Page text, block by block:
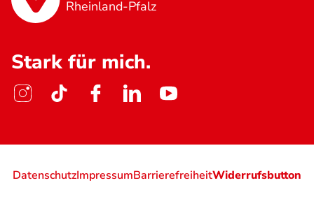
Rheinland-Pfalz
Stark für mich.
DatenschutzImpressumBarrierefreiheitWiderrufsbutton